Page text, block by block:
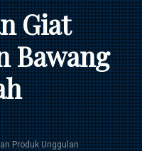
Giat
Bawang
Produk Unggulan